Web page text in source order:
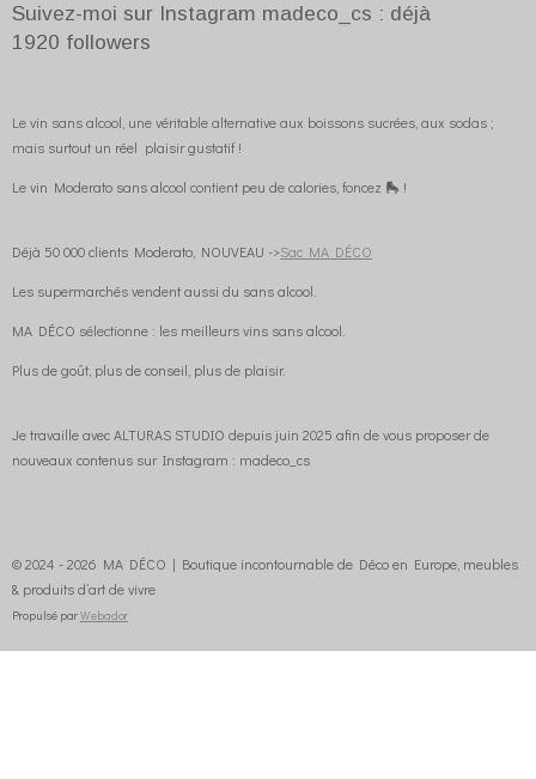
Suivez-moi sur Instagram madeco_cs : déjà
1920 followers
Le vin sans alcool, une véritable alternative aux boissons sucrées, aux sodas ;
mais surtout un réel plaisir gustatif !
Le vin Moderato sans alcool contient peu de calories, foncez 🛼 !
Déjà 50 000 clients Moderato, NOUVEAU ->Sac MA DÉCO
Les supermarchés vendent aussi du sans alcool.
MA DÉCO sélectionne : les meilleurs vins sans alcool.
Plus de goût, plus de conseil, plus de plaisir.
Je travaille avec ALTURAS STUDIO depuis juin 2025 afin de vous proposer de
nouveaux contenus sur Instagram : madeco_cs
© 2024 - 2026 MA DÉCO | Boutique incontournable de Déco en Europe, meubles
& produits d’art de vivre
Propulsé parWebador